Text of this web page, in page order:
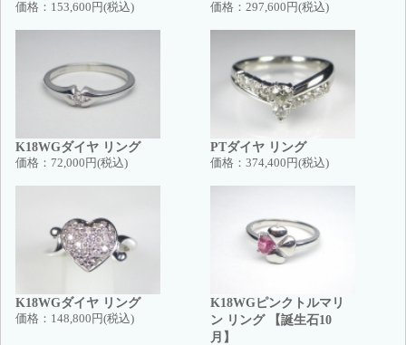
価格： 153,600円(税込) 価格： 297,600円(税込)
K18WGダイヤ リング
価格： 72,000円(税込)
PTダイヤ リング
価格： 374,400円(税込)
K18WGダイヤ リング
価格： 148,800円(税込)
K18WGピンクトルマリ
ン リング 【誕生石10
月】